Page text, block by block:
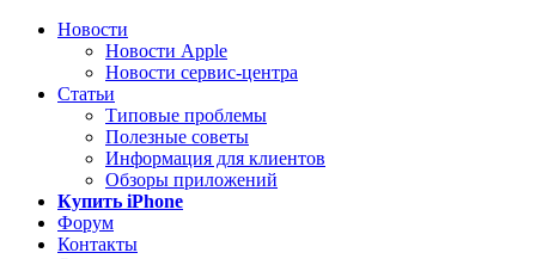
Новости
Новости Apple
Новости сервис-центра
Статьи
Типовые проблемы
Полезные советы
Информация для клиентов
Обзоры приложений
Купить iPhone
Форум
Контакты